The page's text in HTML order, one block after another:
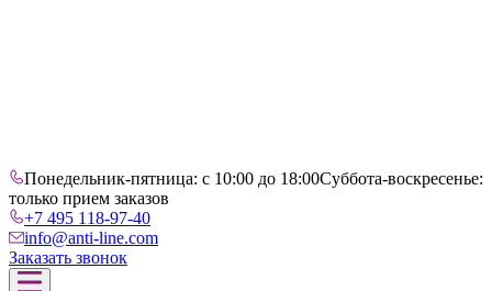
Понедельник-пятница: с 10:00 до 18:00Суббота-воскресенье:
только прием заказов
+7 495 118-97-40
info@anti-line.com
Заказать звонок